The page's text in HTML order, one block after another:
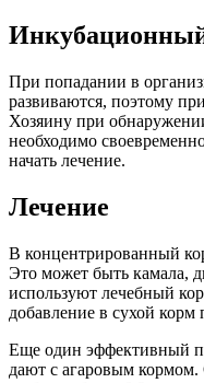
При попадании в
развиваются, поэтому
Хозяину при
необходимо
начать лечение.
Лечение
В концентрированный
Это может быть камала,
используют лечебный
добавление в сухой корм
Еще один эффективный
дают с агаровым